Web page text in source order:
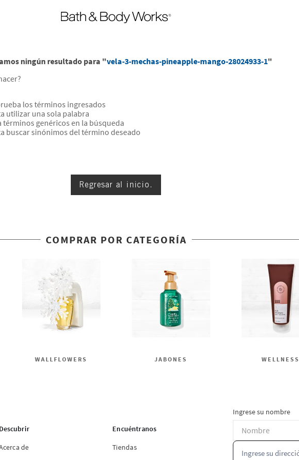
ningún resultado para "vela-3-mechas-pineapple-mango-28024933-1"
los términos ingresados
utilizar una sola palabra
términos genéricos en la búsqueda
buscar sinónimos del término deseado
Regresar al inicio.
COMPRAR POR CATEGORÍA
WALLFLOWERS JABONES WELLNESS
Descubrir
de
Encuéntranos
Tiendas
Ingrese su nombre